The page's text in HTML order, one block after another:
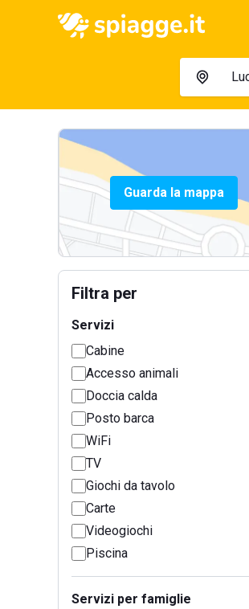
Guarda la mappa
Filtra per
Servizi
Cabine
Accesso animali
Doccia calda
Posto barca
WiFi
TV
Giochi da tavolo
Carte
Videogiochi
Piscina
Servizi per famiglie